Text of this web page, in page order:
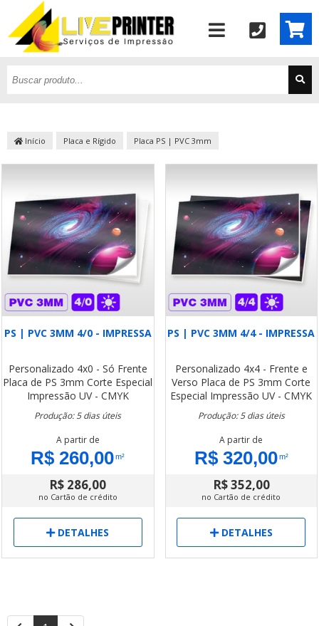
Início Placa e Rígido Placa PS | PVC 3mm
PS | PVC 3MM 4/0 - IMPRESSA
Personalizado 4x0 - Só Frente
Placa de PS 3mm Corte Especial
Impressão UV - CMYK
Produção: 5 dias úteis
A partir de
R$ 260,00m²
R$ 286,00
no Cartão de crédito
DETALHES
PS | PVC 3MM 4/4 - IMPRESSA
Personalizado 4x4 - Frente e
Verso Placa de PS 3mm Corte
Especial Impressão UV - CMYK
Produção: 5 dias úteis
A partir de
R$ 320,00m²
R$ 352,00
no Cartão de crédito
DETALHES